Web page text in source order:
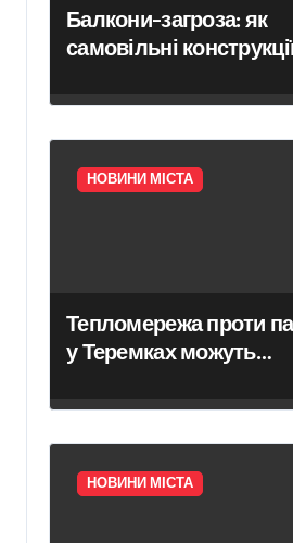
Балкони-загроза: як
самовільні
будинків і ставлять
ризик сусідів
НОВИНИ МІСТА
Тепломережа проти
у Теремках можуть
НОВИНИ МІСТА